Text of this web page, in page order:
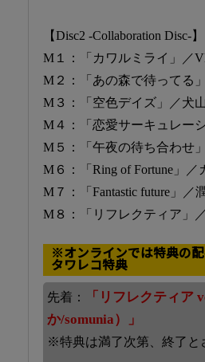
【Disc2 -Collaboration Disc-】
M１：「カワルミライ」／
M２：「あの森で待ってる
M３：「空色デイズ」／犬
M４：「恋愛サーキュレー
M５：「午夜の待ち合わせ
M６：「Ring of Fortune」
M７：「Fantastic future」／
M８：「リフレクティア」
※オンラインでは特典の
タワレコ特典
先着：
「リフレクティア
か/somunia）」
※特典は満了次第、終了と